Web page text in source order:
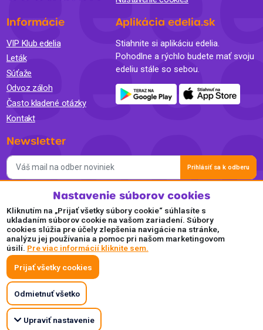
Informácie
VIP Klub edelia
Leták
Súťaže
Odvoz záloh
Často kladené otázky
Kontakt
Aplikácia edelia.sk
Stiahnite si aplikáciu edelia.
Pohodlne a rýchlo budete mať svoju
edeliu stále so sebou.
Newsletter
Prihlásiť sa k odberu
Súhlasím so spracovaním osobných údajov a so zasielaním
newslettra na marketingové účely a oboznámil som sa so
Zásadami ochrany osobných údajov.
Akceptujeme
Plaťte pohodlne a bezpečne online.
Nastavenie súborov cookies
Kliknutím na „Prijať všetky súbory cookie“ súhlasíte s
ukladaním súborov cookie na vašom zariadení. Súbory
cookies slúžia pre účely zlepšenia navigácie na stránke,
analýzu jej používania a pomoc pri našom marketingovom
úsilí. Pre viac informácií kliknite sem.
Prijať všetky cookies
Odmietnuť všetko
Upraviť nastavenie